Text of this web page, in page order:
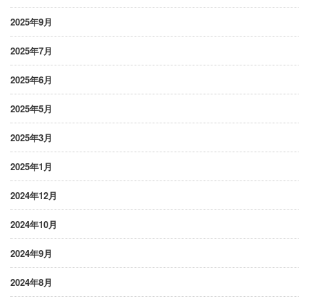
2025年9月
2025年7月
2025年6月
2025年5月
2025年3月
2025年1月
2024年12月
2024年10月
2024年9月
2024年8月